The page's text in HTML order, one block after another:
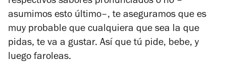
asumimos esto último–, te aseguramos que es
muy probable que cualquiera que sea la que
pidas, te va a gustar. Así que tú pide, bebe, y
luego faroleas.